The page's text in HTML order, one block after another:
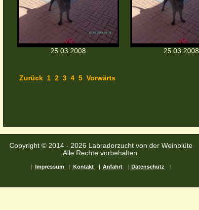
25.03.2008 25.03.2008
Zurück 1 2 3 4 5 Vorwärts
Copyright © 2014 - 2026 Labradorzucht von der Weinblüte
Alle Rechte vorbehalten.
| Impressum | Kontakt | Anfahrt | Datenschutz |